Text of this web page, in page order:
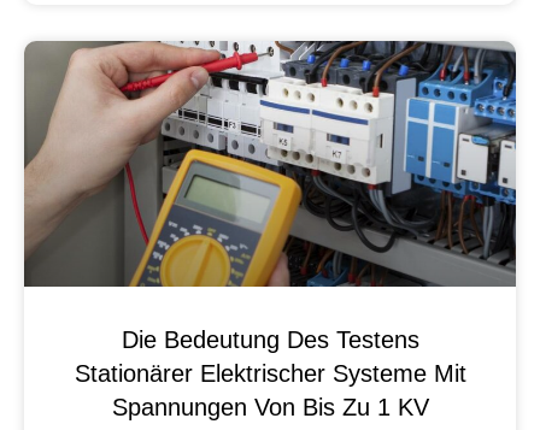
Die Bedeutung Des Testens
Stationärer Elektrischer Systeme Mit
Spannungen Von Bis Zu 1 KV